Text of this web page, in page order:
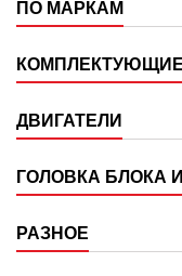
ПО МАРКАМ
ДВИГАТЕЛИ
ГОЛОВКА БЛОКА
РАЗНОЕ